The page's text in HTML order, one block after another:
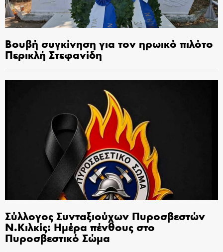
Βουβή συγκίνηση για τον ηρωικό πιλότο
Περικλή Στεφανίδη
Σύλλογος Συνταξιούχων Πυροσβεστών
Ν.Κιλκίς: Ημέρα πένθους στο
Πυροσβεστικό Σώμα